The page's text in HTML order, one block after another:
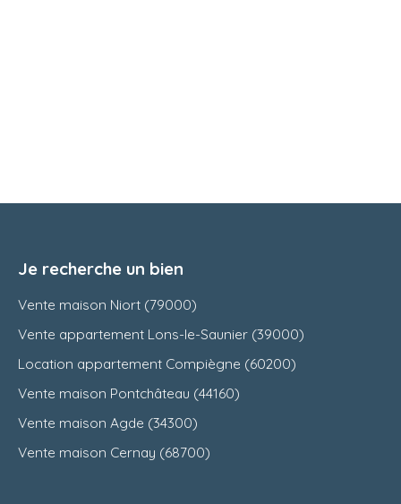
Je recherche un bien
Vente maison Niort (79000)
Vente appartement Lons-le-Saunier (39000)
Location appartement Compiègne (60200)
Vente maison Pontchâteau (44160)
Vente maison Agde (34300)
Vente maison Cernay (68700)